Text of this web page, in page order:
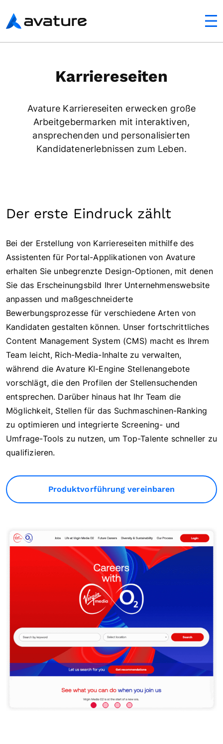
Avature
Karriereseiten
Avature Karriereseiten erwecken große
Arbeitgebermarken mit interaktiven,
ansprechenden und personalisierten
Kandidatenerlebnissen zum Leben.
Der erste Eindruck zählt
Bei der Erstellung von Karriereseiten mithilfe des
Assistenten für Portal-Applikationen von Avature
erhalten Sie unbegrenzte Design-Optionen, mit denen
Sie das Erscheinungsbild Ihrer Unternehmenswebsite
anpassen und maßgeschneiderte
Bewerbungsprozesse für verschiedene Arten von
Kandidaten gestalten können. Unser fortschrittliches
Content Management System (CMS) macht es Ihrem
Team leicht, Rich-Media-Inhalte zu verwalten,
während die Avature KI-Engine Stellenangebote
vorschlägt, die den Profilen der Stellensuchenden
entsprechen. Darüber hinaus hat Ihr Team die
Möglichkeit, Stellen für das Suchmaschinen-Ranking
zu optimieren und integrierte Screening- und
Umfrage-Tools zu nutzen, um Top-Talente schneller zu
qualifizieren.
Produktvorführung vereinbaren